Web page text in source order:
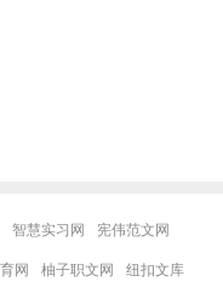
智慧实习网 宪伟范文网
网 柚子职文网 纽扣文库